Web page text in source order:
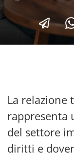
La relazione
rappresenta
del settore
diritti e